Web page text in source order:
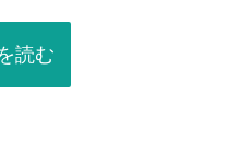
読む